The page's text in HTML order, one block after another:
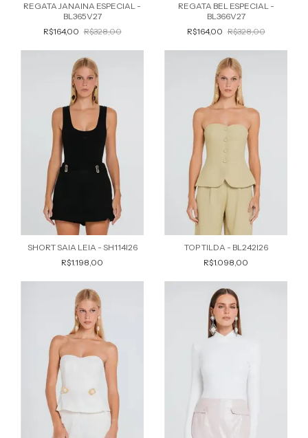
REGATA JANAINA ESPECIAL -
BL365V27
R$164,00 R$328,00
REGATA BEL ESPECIAL -
BL366V27
R$164,00 R$328,00
SHORT SAIA LEIA - SH114I26
R$1.198,00
TOP TILDA - BL242I26
R$1.098,00